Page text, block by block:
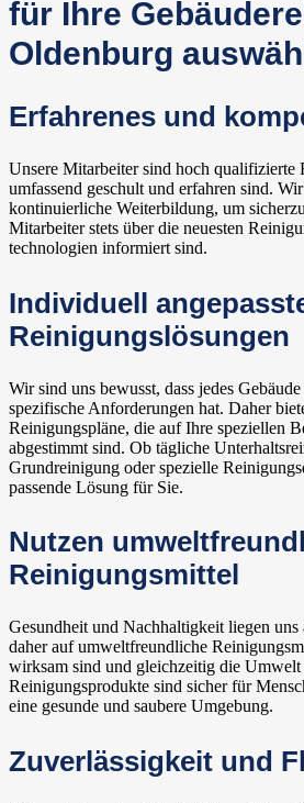
für Ihre
Oldenburg
Erfahrenes und
Unsere Mitarbeiter sind hoch qualifizierte
umfassend geschult und erfahren sind.
kontinuierliche Weiterbildung, um
Mitarbeiter stets über die neuesten
technologien informiert sind.
Individuell
Reinigungslösungen
Wir sind uns bewusst, dass jedes
spezifische Anforderungen hat. Daher
Reinigungspläne, die auf Ihre speziellen
abgestimmt sind. Ob tägliche
Grundreinigung oder spezielle
passende Lösung für Sie.
Nutzen
Reinigungsmittel
Gesundheit und Nachhaltigkeit liegen uns
daher auf umweltfreundliche
wirksam sind und gleichzeitig die Umwelt
Reinigungsprodukte sind sicher für
eine gesunde und saubere Umgebung.
Zuverlässigkeit und